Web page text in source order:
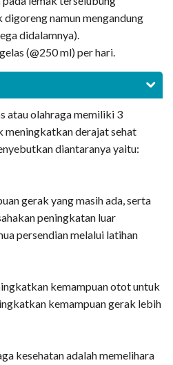
digoreng namun mengandung
didalamnya).
(@250 ml) per hari.
atau olahraga memiliki 3
meningkatkan derajat sehat
diantaranya yaitu:
gerak yang masih ada, serta
peningkatan luar
persendian melalui latihan
kemampuan otot untuk
kemampuan gerak lebih
kesehatan adalah memelihara